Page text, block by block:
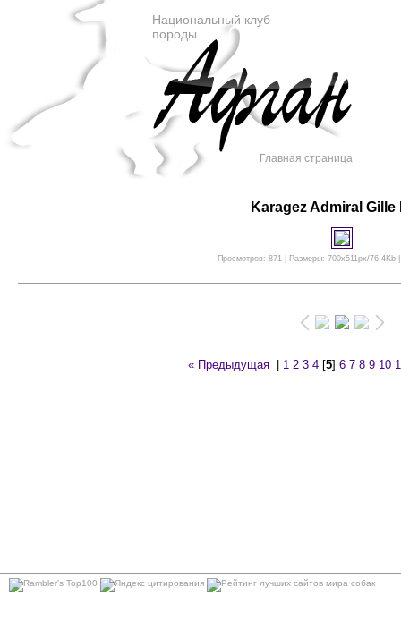
Национальный клуб
породы
Главная страница
Karagez Admiral Gille
Просмотров: 871 | Размеры: 700x511px/76.4Kb
« Предыдущая 1 2 3 4 [5] 6 7 8 9 10